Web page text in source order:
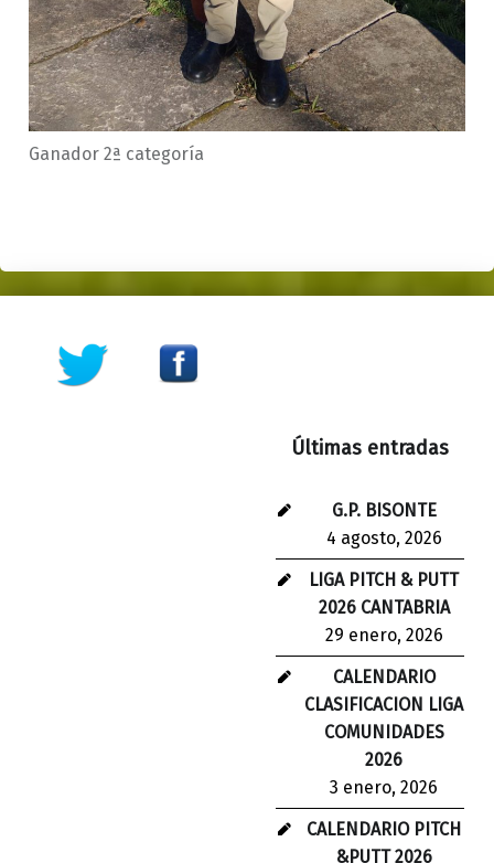
Ganador 2ª categoría
Últimas entradas
G.P. BISONTE
4 agosto, 2026
LIGA PITCH & PUTT
2026 CANTABRIA
29 enero, 2026
CALENDARIO
CLASIFICACION LIGA
COMUNIDADES
2026
3 enero, 2026
CALENDARIO PITCH
&PUTT 2026